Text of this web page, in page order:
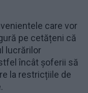
care vor
pe cetățeni că
lucrărilor
încât șoferii să
la restricțiile de